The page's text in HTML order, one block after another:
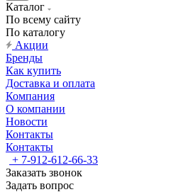
Каталог
По всему сайту
По каталогу
Акции
Бренды
Как купить
Доставка и оплата
Компания
О компании
Новости
Контакты
Контакты
+ 7-912-612-66-33
Заказать звонок
Задать вопрос